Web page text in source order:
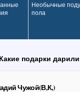
Необычные
пола
подарки
Чужой(В,К,)